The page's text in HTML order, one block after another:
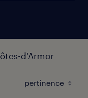
d'Armor